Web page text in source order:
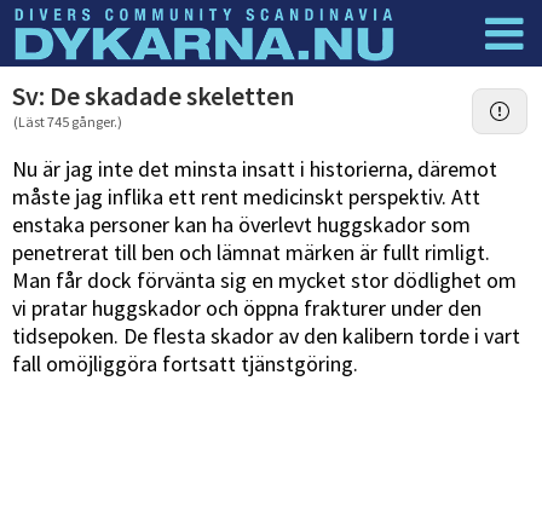
Dyknyheter Logga in
Sv: De skadade skeletten
(Läst 745 gånger.)
Nu är jag inte det minsta insatt i historierna, däremot
måste jag inflika ett rent medicinskt perspektiv. Att
enstaka personer kan ha överlevt huggskador som
penetrerat till ben och lämnat märken är fullt rimligt.
Man får dock förvänta sig en mycket stor dödlighet om
vi pratar huggskador och öppna frakturer under den
tidsepoken. De flesta skador av den kalibern torde i vart
fall omöjliggöra fortsatt tjänstgöring.